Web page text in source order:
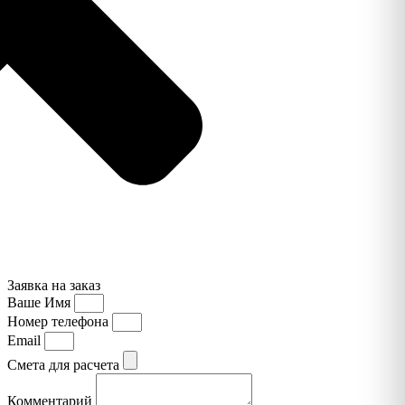
Заявка на заказ
Ваше Имя
Номер телефона
Email
Смета для расчета
Комментарий